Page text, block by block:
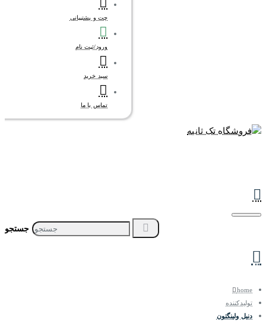
چت و پشتیبانی
ورود/ثبت نام
سبد خرید
تماس با ما
home
تولیدکننده
دنیل ولینگتون